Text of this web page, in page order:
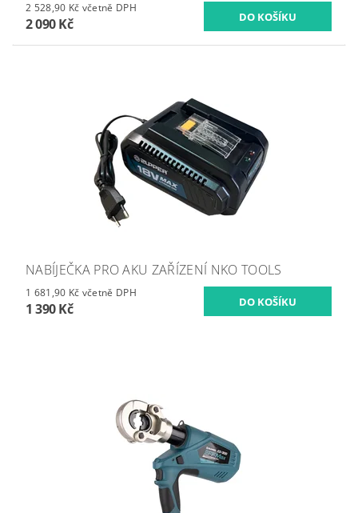
2 528,90 Kč včetně DPH
2 090 Kč
NABÍJEČKA PRO AKU ZAŘÍZENÍ NKO TOOLS
1 681,90 Kč včetně DPH
1 390 Kč